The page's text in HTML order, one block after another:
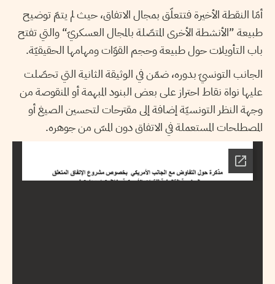
أمّا النقطة الأخيرة فتتعلّق بمجال الاتفاق، حيث لم يتمّ توضيح
طبيعة ”الأنشطة الأخرى المتصّلة بالمجال العسكريّ“ والتي تفتح
باب التأويلات حول طبيعة وحجم القوّات ومهامها الحقيقيّة.
الجانب التونسيّ بدوره، ضمّن في الوثيقة الثانية التي تحصّلت
عليها نواة نقاط احتراز على بعض البنود المبهمة أو المنقوصة من
وجهة النظر التونسيّة إضافة إلى مقترحات لتحسين الصيغ أو
المصطلحات المستعملة في الاتفاق دون المسّ من جوهره.